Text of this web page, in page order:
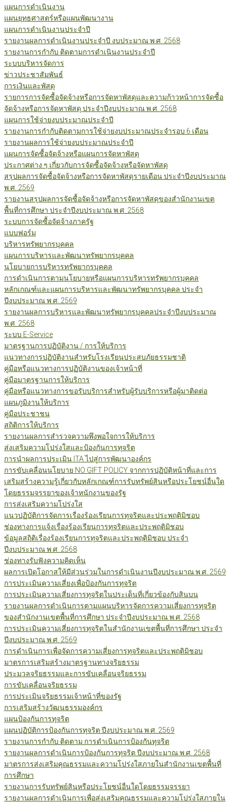
แผนการดำเนินงาน
แผนยุทธศาสตร์หรือแผนพัฒนางาน
แผนการดำเนินงานประจำปี
รายงานผลการดำเนินงานประจำปี งบประมาณ พ.ศ. 2568
รายงานการกำกับ ติดตามการดำเนินงานประจำปี
ระบบบริหารจัดการ
ข่าวประชาสัมพันธ์
การเงินและพัสดุ
รายการการจัดซื้อจัดจ้างหรือการจัดหาพัสดุและความก้าวหน้าการจัดซื้อ
จัดจ้างหรือการจัดหาพัสดุ ประจำปีงบประมาณ พ.ศ. 2568
แผนการใช้จ่ายงบประมาณประจำปี
รายงานการกำกับติดตามการใช้จ่ายงบประมาณประจำรอบ 6 เดือน
รายงานผลการใช้จ่ายงบประมาณประจำปี
แผนการจัดซื้อจัดจ้างหรือแผนการจัดหาพัสดุ
ประกาศต่าง ๆ เกี่ยวกับการจัดซื้อจัดจ้างหรือจัดหาพัสดุ
สรุปผลการจัดซื้อจัดจ้างหรือการจัดหาพัสดุรายเดือน ประจำปีงบประมาณ
พ.ศ. 2569
รายงานสรุปผลการจัดซื้อจัดจ้างหรือการจัดหาพัสดุของสำนักงานเขต
พื้นที่การศึกษา ประจำปีงบประมาณ พ.ศ. 2568
ระบบการจัดซื้อจัดจ้างภาครัฐ
แบบฟอร์ม
บริหารทรัพยากรบุคคล
แผนการบริหารและพัฒนาทรัพยากรบุคคล
นโยบายการบริหารทรัพยากรบุคคล
การดำเนินการตามนโยบายหรือแผนการบริหารทรัพยากรบุคคล
หลักเกณฑ์และแผนการบริหารและพัฒนาทรัพยากรบุคคล ประจำ
ปีงบประมาณ พ.ศ. 2569
รายงานผลการบริหารและพัฒนาทรัพยากรบุคคลประจำปีงบประมาณ
พ.ศ. 2568
ระบบ E-Service
มาตรฐานการปฏิบัติงาน / การให้บริการ
แนวทางการปฏิบัติงานสำหรับโรงเรียนประสบภัยธรรมชาติ
คู่มือหรือแนวทางการปฏิบัติงานของเจ้าหน้าที่
คู่มือมาตรฐานการให้บริการ
คู่มือหรือแนวทางการขอรับบริการสำหรับผู้รับบริการหรือผู้มาติดต่อ
แผนภูมิงานให้บริการ
คู่มือประชาชน
สถิติการให้บริการ
รายงานผลการสำรวจความพึงพอใจการให้บริการ
ส่งเสริมความโปร่งใสและป้องกันการทุจริต
การนำผลการประเมิน ITA ไปสู่การพัฒนาองค์กร
การขับเคลื่อนนโยบาย NO GIFT POLICY จากการปฏิบัติหน้าที่และการ
เสริมสร้างความรู้เกี่ยวกับหลักเกณฑ์การรับทรัพย์สินหรือประโยชน์อื่นใด
โดยธรรมจรรยาของเจ้าหนักงานของรัฐ
การส่งเสริมความโปร่งใส
แนวปฏิบัติการจัดการเรื่องร้องเรียนการทุจริตและประพฤติมิชอบ
ช่องทางการแจ้งเรื่องร้องเรียนการทุจริตและประพฤติมิชอบ
ข้อมูลสถิติเรื่องร้องเรียนการทุจริตและประพฤติมิชอบ ประจำ
ปีงบประมาณ พ.ศ. 2568
ช่องทางรับฟังความคิดเห็น
ผลการเปิดโอกาสให้มีส่วนร่วมในการดำเนินงานปีงบประมาณ พ.ศ. 2569
การประเมินความเสี่ยงเพื่อป้องกันการทุจริต
การประเมินความเสี่ยงการทุจริตในประเด็นที่เกี่ยวข้องกับสินบน
รายงานผลการดำเนินการตามแผนบริหารจัดการความเสี่ยงการทุจริต
ของสำนักงานเขตพื้นที่การศึกษา ประจำปีงบประมาณ พ.ศ. 2568
การประเมินความเสี่ยงการทุจริตในสำนักงานเขตพื้นที่การศึกษา ประจำ
ปีงบประมาณ พ.ศ. 2569
การดำเนินการเพื่อจัดการความเสี่ยงการทุจริตและประพฤติมิชอบ
มาตรการเสริมสร้างมาตรฐานทางจริยธรรม
ประมวลจริยธรรมและการขับเคลื่อนจริยธรรม
การขับเคลื่อนจริยธรรม
การประเมินจริยธรรมเจ้าหน้าที่ของรัฐ
การเสริมสร้างวัฒนธรรมองค์กร
แผนป้องกันการทุจริต
แผนปฏิบัติการป้องกันการทุจริต ปีงบประมาณ พ.ศ. 2569
รายงานการกำกับ ติดตาม การดำเนินการป้องกันทุจริต
รายงานผลการดำเนินการป้องกันการทุจริต ปีงบประมาณ พ.ศ. 2568
มาตรการส่งเสริมคุณธรรมและความโปร่งใสภายในสำนักงานเขตพื้นที่
การศึกษา
รายงานการรับทรัพย์สินหรือประโยชน์อื่นใดโดยธรรมจรรยา
รายงานผลการดำเนินการเพื่อส่งเสริมคุณธรรมและความโปร่งใสภายใน